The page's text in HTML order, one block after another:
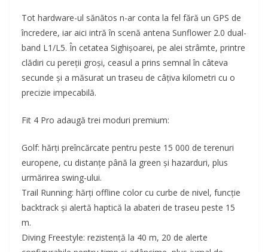
Tot hardware-ul sănătos n-ar conta la fel fără un GPS de
încredere, iar aici intră în scenă antena Sunflower 2.0 dual-
band L1/L5. În cetatea Sighișoarei, pe alei strâmte, printre
clădiri cu pereții groși, ceasul a prins semnal în câteva
secunde și a măsurat un traseu de câțiva kilometri cu o
precizie impecabilă.
Fit 4 Pro adaugă trei moduri premium:
Golf: hărți preîncărcate pentru peste 15 000 de terenuri
europene, cu distanțe până la green și hazarduri, plus
urmărirea swing-ului.
Trail Running: hărți offline color cu curbe de nivel, funcție
backtrack și alertă haptică la abateri de traseu peste 15
m.
Diving Freestyle: rezistență la 40 m, 20 de alerte